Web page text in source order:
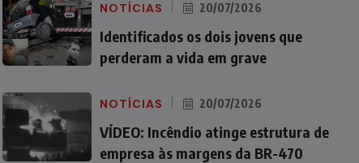
NOTÍCIAS 20/07/2026
Identificados os dois jovens que
perderam a vida em grave
NOTÍCIAS 20/07/2026
VÍDEO: Incêndio atinge estrutura de
empresa às margens da BR-470